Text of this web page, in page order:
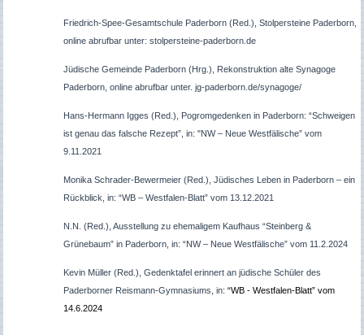
Friedrich-Spee-Gesamtschule Paderborn (Red.), Stolpersteine Paderborn,
online abrufbar unter: stolpersteine-paderborn.de
Jüdische Gemeinde Paderborn (Hrg.), Rekonstruktion alte Synagoge
Paderborn, online abrufbar unter. jg-paderborn.de/synagoge/
Hans-Hermann Igges (Red.), Pogromgedenken in Paderborn: “Schweigen
ist genau das falsche Rezept”, in: "NW – Neue Westfälische” vom
9.11.2021
Monika Schrader-Bewermeier (Red.), Jüdisches Leben in Paderborn – ein
Rückblick, in: “WB – Westfalen-Blatt” vom 13.12.2021
N.N. (Red.), Ausstellung zu ehemaligem Kaufhaus “Steinberg &
Grünebaum” in Paderborn, in: “NW – Neue Westfälische” vom 11.2.2024
Kevin Müller (Red.), Gedenktafel erinnert an jüdische Schüler des
Paderborner Reismann-Gymnasiums, in: “WB - Westfalen-Blatt” vom
14.6.2024